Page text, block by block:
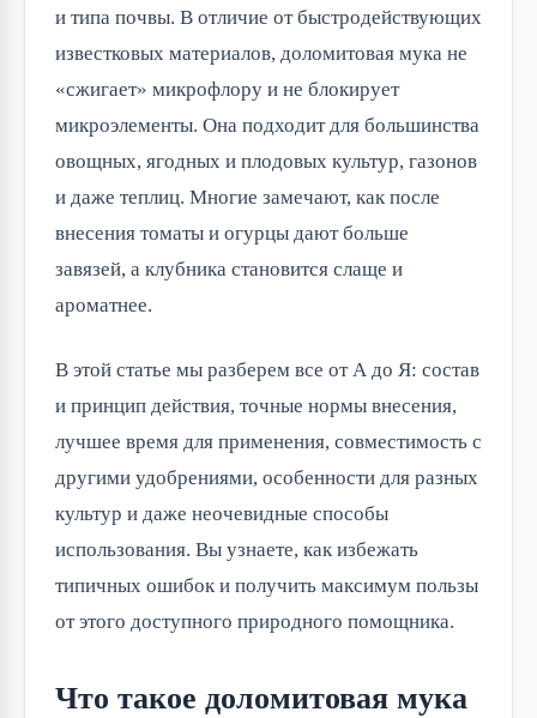
и типа почвы. В отличие от быстродействующих
известковых материалов, доломитовая мука не
«сжигает» микрофлору и не блокирует
микроэлементы. Она подходит для большинства
овощных, ягодных и плодовых культур, газонов
и даже теплиц. Многие замечают, как после
внесения томаты и огурцы дают больше
завязей, а клубника становится слаще и
ароматнее.
В этой статье мы разберем все от А до Я: состав
и принцип действия, точные нормы внесения,
лучшее время для применения, совместимость с
другими удобрениями, особенности для разных
культур и даже неочевидные способы
использования. Вы узнаете, как избежать
типичных ошибок и получить максимум пользы
от этого доступного природного помощника.
Что такое доломитовая мука